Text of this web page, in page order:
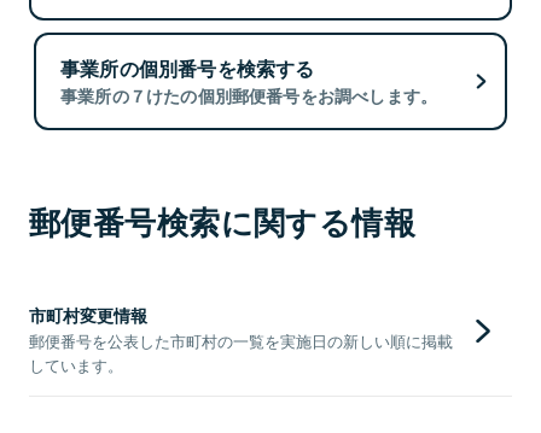
事業所の個別番号を検索する
事業所の７けたの個別郵便番号をお調べします。
郵便番号検索に関する情報
市町村変更情報
郵便番号を公表した市町村の一覧を実施日の新しい順に掲載
しています。